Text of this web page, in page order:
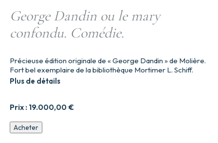
George Dandin ou le mary
confondu. Comédie.
Prix : 19.000,00 €
Précieuse édition originale de « George Dandin » de Molière.
Fort bel exemplaire de la bibliothèque Mortimer L. Schiff.
Plus de détails
quantité
de
Acheter